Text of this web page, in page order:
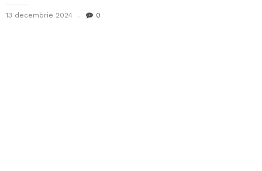
13 decembrie 2024 0